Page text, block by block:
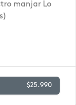
manjar Lo
$25.990